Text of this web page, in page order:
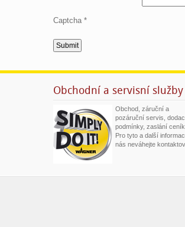
Captcha*
Submit
Obchodní a servisní služby
Obchod, záruční a
pozáruční servis,
podmínky, zaslání
Pro tyto a další
nás neváhejte